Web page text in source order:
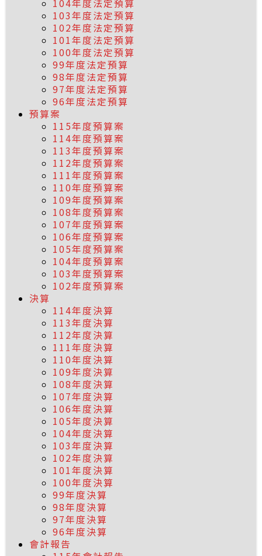
104年度法定預算
103年度法定預算
102年度法定預算
101年度法定預算
100年度法定預算
99年度法定預算
98年度法定預算
97年度法定預算
96年度法定預算
預算案
115年度預算案
114年度預算案
113年度預算案
112年度預算案
111年度預算案
110年度預算案
109年度預算案
108年度預算案
107年度預算案
106年度預算案
105年度預算案
104年度預算案
103年度預算案
102年度預算案
決算
114年度決算
113年度決算
112年度決算
111年度決算
110年度決算
109年度決算
108年度決算
107年度決算
106年度決算
105年度決算
104年度決算
103年度決算
102年度決算
101年度決算
100年度決算
99年度決算
98年度決算
97年度決算
96年度決算
會計報告